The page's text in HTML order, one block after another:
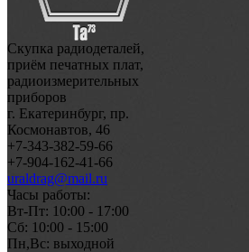
Скупка радиодеталей,
приём печатных плат,
радиоизмерительных
приборов
г. Екатеринбург, пр.
Космонавтов, 46
+7-343-382-59-66
+7-904-162-41-66
uraldrag@mail.ru
Часы работы:
Вт-Пт: 10:00 - 17:00
Сб: 10:00 - 15:00
Пн,Вс: выходной